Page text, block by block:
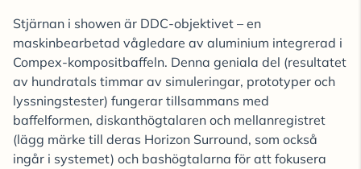
Stjärnan i showen är DDC-objektivet – en
maskinbearbetad vågledare av aluminium integrerad i
Compex-kompositbaffeln. Denna geniala del (resultatet
av hundratals timmar av simuleringar, prototyper och
lyssningstester) fungerar tillsammans med
baffelformen, diskanthögtalaren och mellanregistret
(lägg märke till deras Horizon Surround, som också
ingår i systemet) och bashögtalarna för att fokusera